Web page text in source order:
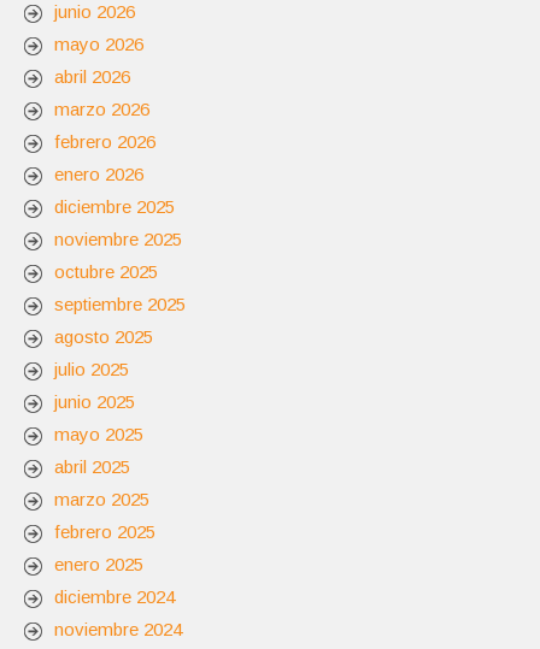
junio 2026
mayo 2026
abril 2026
marzo 2026
febrero 2026
enero 2026
diciembre 2025
noviembre 2025
octubre 2025
septiembre 2025
agosto 2025
julio 2025
junio 2025
mayo 2025
abril 2025
marzo 2025
febrero 2025
enero 2025
diciembre 2024
noviembre 2024